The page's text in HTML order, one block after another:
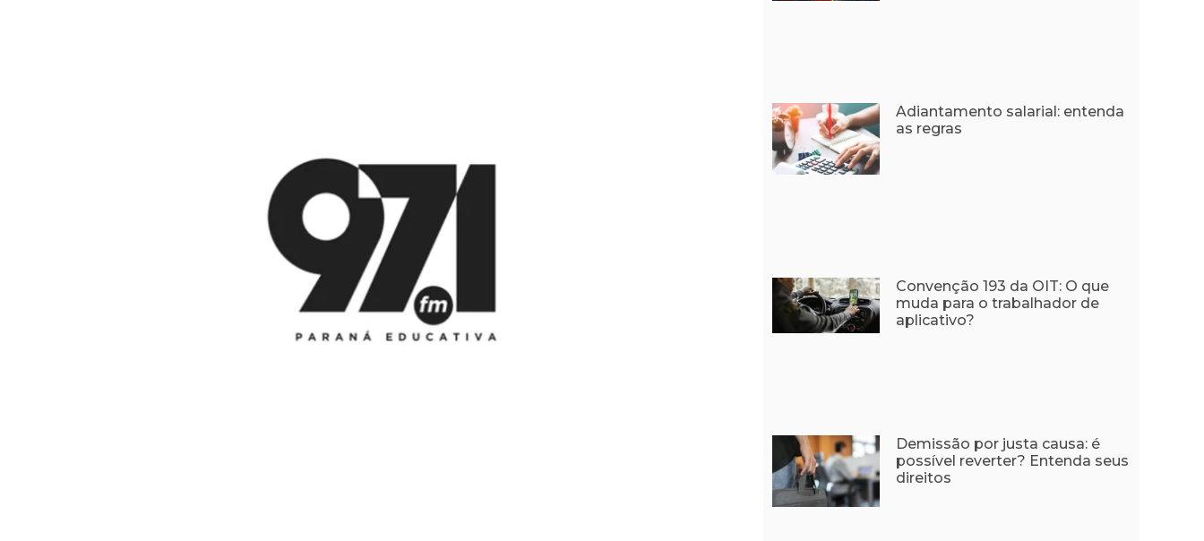
Adiantamento salarial: entenda
as regras
Convenção 193 da OIT: O que
muda para o trabalhador de
aplicativo?
Demissão por justa causa: é
possível reverter? Entenda seus
direitos